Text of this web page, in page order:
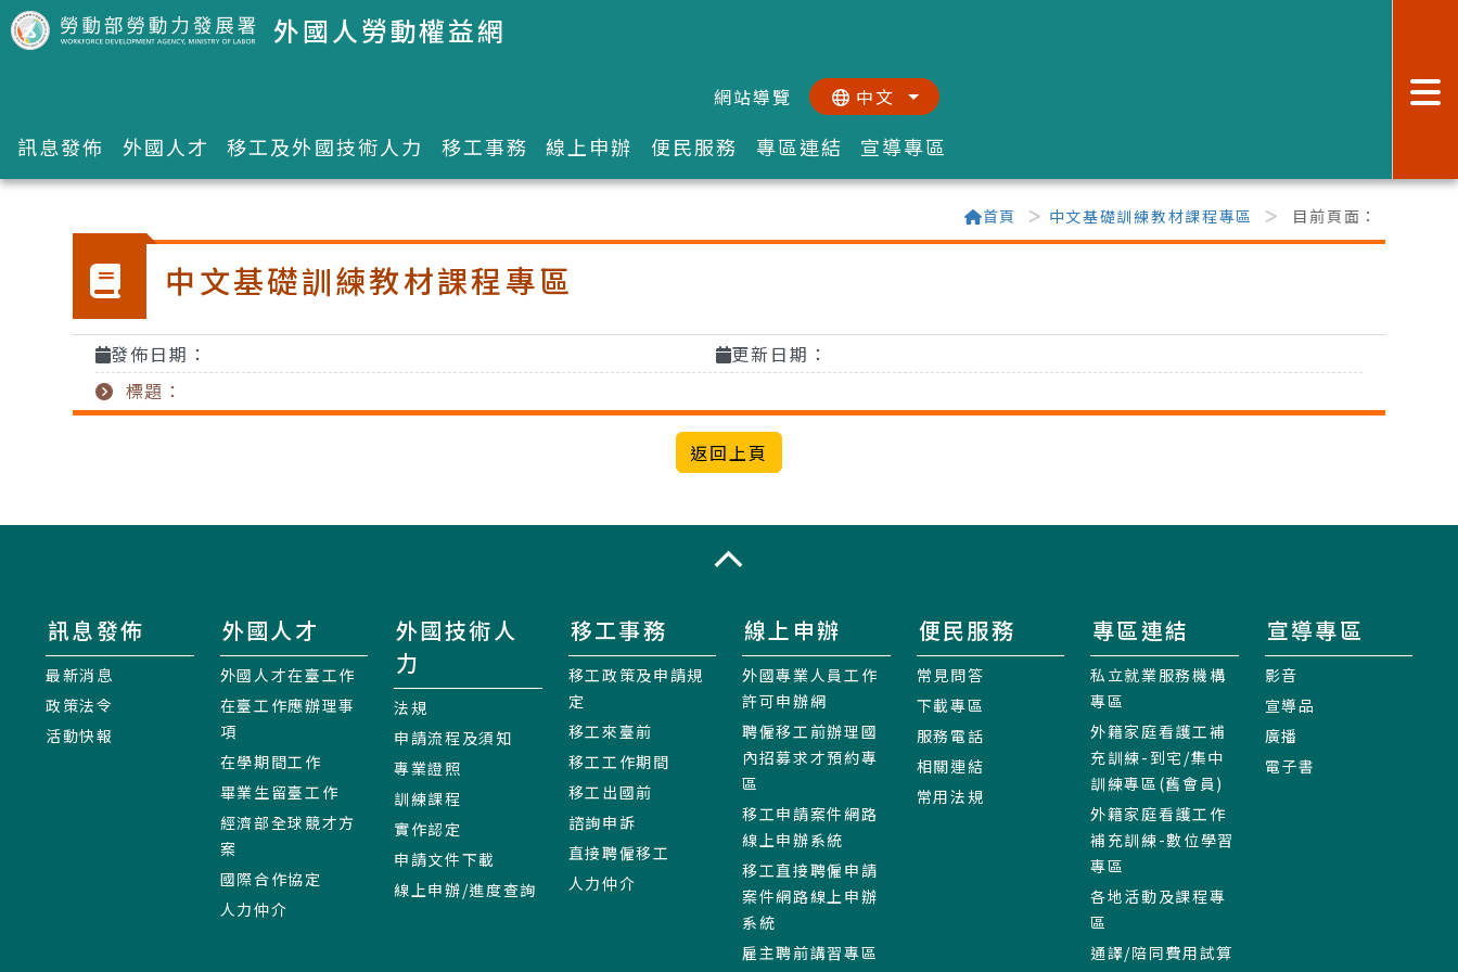
跳到主要內容區塊 外國人勞動權益網
:::網站導覽 中文
訊息發佈 外國人才 移工及外國技術人力 移工事務 線上申辦 便民服務 專區連結 宣導專區
首頁 中文基礎訓練教材課程專區 目前頁面：
中文基礎訓練教材課程專區
發佈日期：
更新日期：
標題：
訊息發佈
最新消息
政策法令
活動快報
外國人才
外國人才在臺工作
在臺工作應辦理事
項
在學期間工作
畢業生留臺工作
經濟部全球競才方
案
國際合作協定
人力仲介
外國技術人
力
法規
申請流程及須知
專業證照
訓練課程
實作認定
申請文件下載
線上申辦/進度查詢
移工事務
移工政策及申請規
定
移工來臺前
移工工作期間
移工出國前
諮詢申訴
直接聘僱移工
人力仲介
線上申辦
外國專業人員工作
許可申辦網
聘僱移工前辦理國
內招募求才預約專
區
移工申請案件網路
線上申辦系統
移工直接聘僱申請
案件網路線上申辦
系統
雇主聘前講習專區
便民服務
常見問答
下載專區
服務電話
相關連結
常用法規
專區連結
私立就業服務機構
專區
外籍家庭看護工補
充訓練-到宅/集中
訓練專區(舊會員)
外籍家庭看護工作
補充訓練-數位學習
專區
各地活動及課程專
區
通譯/陪同費用試算
宣導專區
影音
宣導品
廣播
電子書